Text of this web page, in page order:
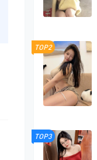
TOP2
TOP3